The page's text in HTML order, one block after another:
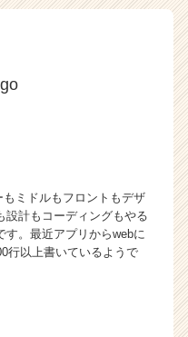
ミドルもフロントもデザ
設計もコーディングもやる
す。最近アプリからwebに
行以上書いているようで